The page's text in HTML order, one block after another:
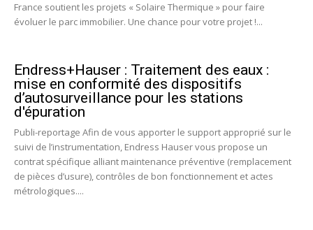
France soutient les projets « Solaire Thermique » pour faire
évoluer le parc immobilier. Une chance pour votre projet !...
Endress+Hauser : Traitement des eaux :
mise en conformité des dispositifs
d’autosurveillance pour les stations
d'épuration
Publi-reportage Afin de vous apporter le support approprié sur le
suivi de l’instrumentation, Endress Hauser vous propose un
contrat spécifique alliant maintenance préventive (remplacement
de pièces d’usure), contrôles de bon fonctionnement et actes
métrologiques....